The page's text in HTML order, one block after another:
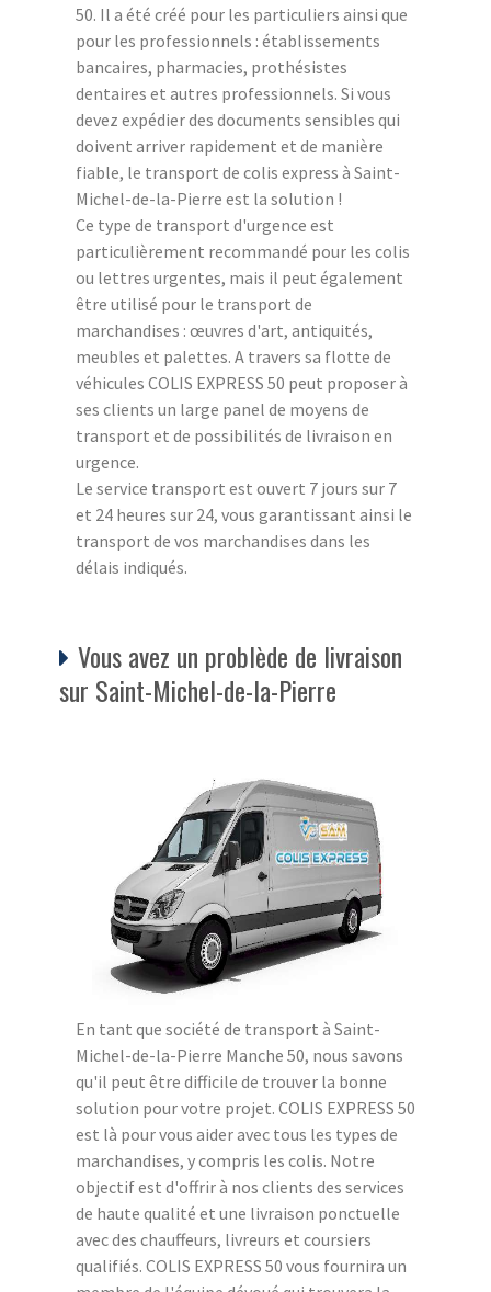
50. Il a été créé pour les particuliers ainsi que
pour les professionnels : établissements
bancaires, pharmacies, prothésistes
dentaires et autres professionnels. Si vous
devez expédier des documents sensibles qui
doivent arriver rapidement et de manière
fiable, le transport de colis express à Saint-
Michel-de-la-Pierre est la solution !
Ce type de transport d'urgence est
particulièrement recommandé pour les colis
ou lettres urgentes, mais il peut également
être utilisé pour le transport de
marchandises : œuvres d'art, antiquités,
meubles et palettes. A travers sa flotte de
véhicules COLIS EXPRESS 50 peut proposer à
ses clients un large panel de moyens de
transport et de possibilités de livraison en
urgence.
Le service transport est ouvert 7 jours sur 7
et 24 heures sur 24, vous garantissant ainsi le
transport de vos marchandises dans les
délais indiqués.
Vous avez un problède de livraison
sur Saint-Michel-de-la-Pierre
En tant que société de transport à Saint-
Michel-de-la-Pierre Manche 50, nous savons
qu'il peut être difficile de trouver la bonne
solution pour votre projet. COLIS EXPRESS 50
est là pour vous aider avec tous les types de
marchandises, y compris les colis. Notre
objectif est d'offrir à nos clients des services
de haute qualité et une livraison ponctuelle
avec des chauffeurs, livreurs et coursiers
qualifiés. COLIS EXPRESS 50 vous fournira un